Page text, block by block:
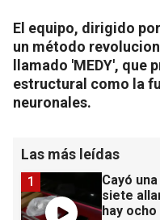
El equipo, dirigido
un método
llamado 'MEDY',
estructural como la
neuronales.
Las más leídas
Cayó
siete
hay
1